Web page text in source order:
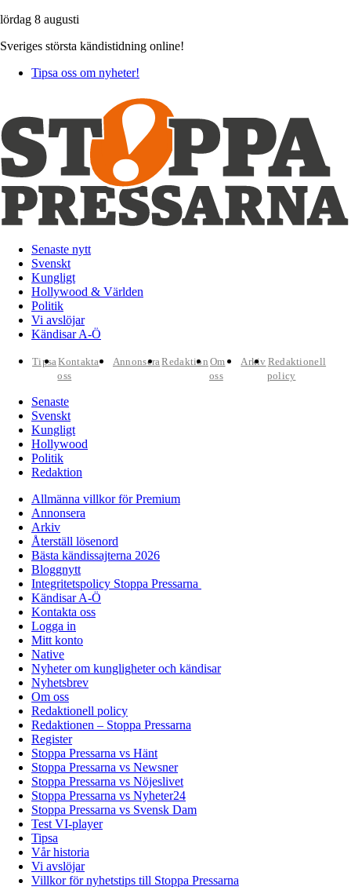
lördag 8 augusti
Sveriges största kändistidning online!
Tipsa oss om nyheter!
Senaste nytt
Svenskt
Kungligt
Hollywood & Världen
Politik
Vi avslöjar
Kändisar A-Ö
TipsaKontakta
oss
AnnonseraRedaktion Om
oss
Arkiv Redaktionell
policy
Senaste
Svenskt
Kungligt
Hollywood
Politik
Redaktion
Allmänna villkor för Premium
Annonsera
Arkiv
Återställ lösenord
Bästa kändissajterna 2026
Bloggnytt
Integritetspolicy Stoppa Pressarna
Kändisar A-Ö
Kontakta oss
Logga in
Mitt konto
Native
Nyheter om kungligheter och kändisar
Nyhetsbrev
Om oss
Redaktionell policy
Redaktionen – Stoppa Pressarna
Register
Stoppa Pressarna vs Hänt
Stoppa Pressarna vs Newsner
Stoppa Pressarna vs Nöjeslivet
Stoppa Pressarna vs Nyheter24
Stoppa Pressarna vs Svensk Dam
Test VI-player
Tipsa
Vår historia
Vi avslöjar
Villkor för nyhetstips till Stoppa Pressarna